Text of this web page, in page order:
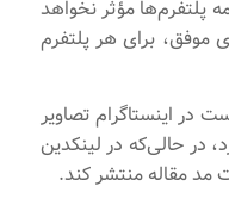
پلتفرم‌ها مؤثر نخواهد
موفق، برای هر پلتفرم
در اینستاگرام تصاویر
در حالی‌که در لینکدین
مد مقاله منتشر کند.